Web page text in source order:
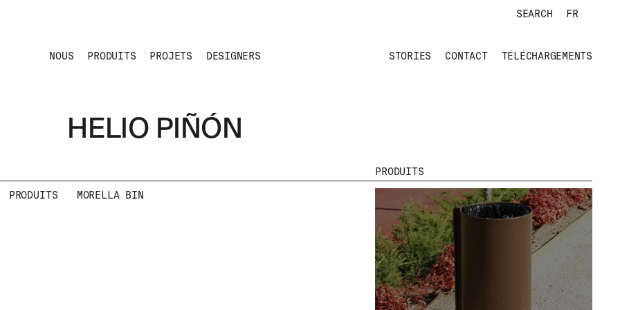
SEARCH FR
NOUS PRODUITS PROJETS DESIGNERS STORIES CONTACT TÉLÉCHARGEMENTS
HELIO PIÑÓN
PRODUITS MORELLA BIN
PRODUITS